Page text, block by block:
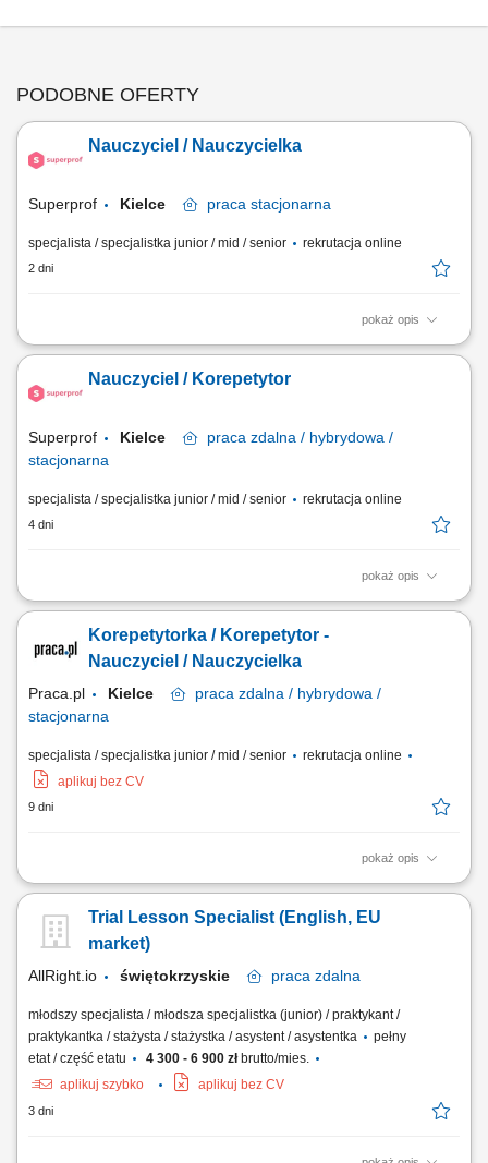
PODOBNE OFERTY
Nauczyciel / Nauczycielka
Superprof Kielce praca stacjonarna
specjalista / specjalistka junior / mid / senior rekrutacja online
2 dni
pokaż opis
Opis stanowiska Prowadzenie prywatnych lekcji i korepetycji w Polsce.
sztuka, sport, wellness). Łączenie się z uczniami za pośrednictwem
największej na świecie platformy edukacyjnej. Dzielenie się swoją
Nauczyciel / Korepetytor
Superprof Kielce praca zdalna / hybrydowa /
stacjonarna
specjalista / specjalistka junior / mid / senior rekrutacja online
4 dni
pokaż opis
Poszukujemy pracowników dydaktycznych w całej Polsce, do
sztuka, języki, zdrowie, fitness i wiele więcej. Superprof jest odpowiedni
dla nauczycieli na wszystkich poziomach nauczania, niezależnie od
Korepetytorka / Korepetytor -
Nauczyciel / Nauczycielka
Praca.pl Kielce praca zdalna / hybrydowa /
stacjonarna
specjalista / specjalistka junior / mid / senior
rekrutacja online
aplikuj bez CV
9 dni
pokaż opis
Opis stanowiska: Prowadzenie prywatnych lekcji i korepetycji w Polsce.
sztuka, sport, wellness). Łączenie się z uczniami za pośrednictwem
największej na świecie platformy edukacyjnej. Dzielenie się swoją
Trial Lesson Specialist (English, EU
market)
AllRight.io świętokrzyskie praca zdalna
młodszy specjalista / młodsza specjalistka (junior) / praktykant /
praktykantka / stażysta / stażystka / asystent / asystentka
pełny
etat / część etatu
4 300 - 6 900 złbrutto/mies.
aplikuj szybko
aplikuj bez CV
3 dni